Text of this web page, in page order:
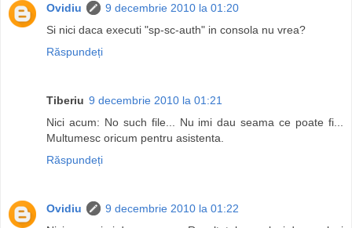
Ovidiu
9 decembrie 2010 la 01:20
Si nici daca executi "sp-sc-auth" in consola nu vrea?
Răspundeți
Tiberiu 9 decembrie 2010 la 01:21
Nici acum: No such file... Nu imi dau seama ce poate fi...
Multumesc oricum pentru asistenta.
Răspundeți
Ovidiu
9 decembrie 2010 la 01:22